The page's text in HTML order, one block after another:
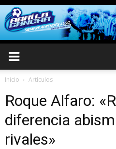
Inicio Artículos
Roque Alfaro:
diferencia
rivales»